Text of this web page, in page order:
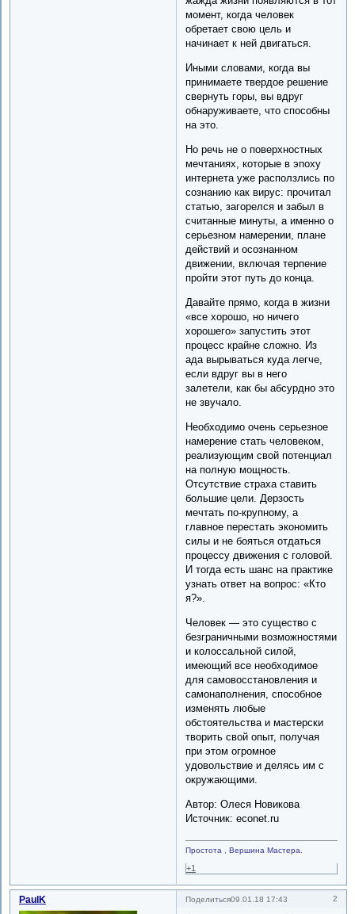
момент, когда человек
обретает свою цель и
начинает к ней двигаться.
Иными словами, когда вы
принимаете твердое решение
свернуть горы, вы вдруг
обнаруживаете, что способны
на это.
Но речь не о поверхностных
мечтаниях, которые в эпоху
интернета уже расползлись по
сознанию как вирус: прочитал
статью, загорелся и забыл в
считанные минуты, а именно о
серьезном намерении, плане
действий и осознанном
движении, включая терпение
пройти этот путь до конца.
Давайте прямо, когда в жизни
«все хорошо, но ничего
хорошего» запустить этот
процесс крайне сложно. Из
ада вырываться куда легче,
если вдруг вы в него
залетели, как бы абсурдно это
не звучало.
Необходимо очень серьезное
намерение стать человеком,
реализующим свой потенциал
на полную мощность.
Отсутствие страха ставить
большие цели. Дерзость
мечтать по-крупному, а
главное перестать экономить
силы и не бояться отдаться
процессу движения с головой.
И тогда есть шанс на практике
узнать ответ на вопрос: «Кто
я?».
Человек — это существо с
безграничными возможностями
и колоссальной силой,
имеющий все необходимое
для самовосстановления и
самонаполнения, способное
изменять любые
обстоятельства и мастерски
творить свой опыт, получая
при этом огромное
удовольствие и делясь им с
окружающими.
Автор: Олеся Новикова
Источник: econet.ru
Простота , Вершина Мастера.
+1
Поделиться 2
09.01.18 17:43
PaulK